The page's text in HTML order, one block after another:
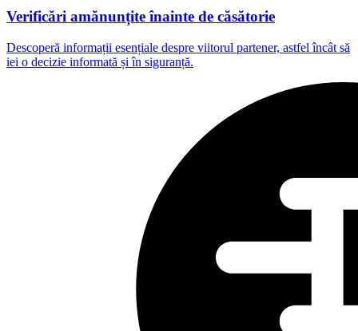
Verificări amănunțite înainte de căsătorie
Descoperă informații esențiale despre viitorul partener, astfel încât să
iei o decizie informată și în siguranță.